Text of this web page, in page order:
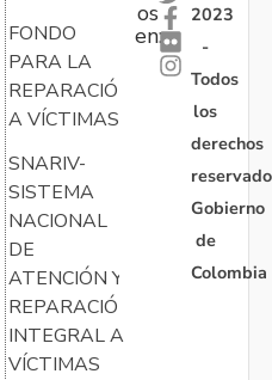
FONDO
PARA LA
REPARACIÓN
A VÍCTIMAS
SNARIV-
SISTEMA
NACIONAL
DE
ATENCIÓN Y
REPARACIÓN
INTEGRAL A
VÍCTIMAS
os
en:
2023
-
Todos
los
derechos
Gobierno
de
Colombia